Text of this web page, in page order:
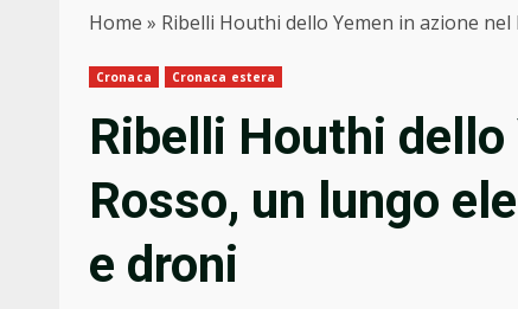
Home » Ribelli Houthi dello Yemen in azione
Cronaca Cronaca estera
Ribelli Houthi
Rosso, un lungo
e droni